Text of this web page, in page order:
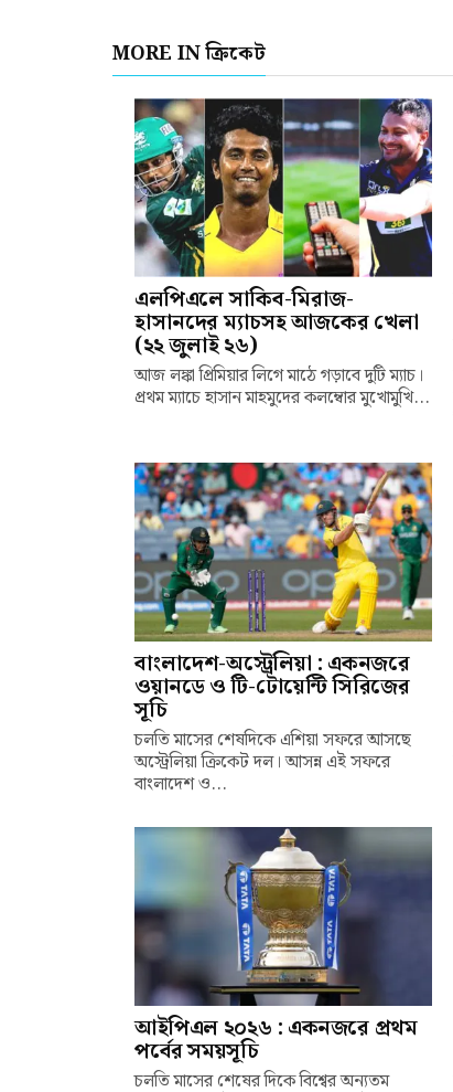
MORE IN ক্রিকেট
এলপিএলে সাকিব-মিরাজ-
হাসানদের ম্যাচসহ আজকের খেলা
(২২ জুলাই ২৬)
আজ লঙ্কা প্রিমিয়ার লিগে মাঠে গড়াবে দুটি ম্যাচ।
প্রথম ম্যাচে হাসান মাহমুদের কলম্বোর মুখোমুখি...
বাংলাদেশ-অস্ট্রেলিয়া : একনজরে
ওয়ানডে ও টি-টোয়েন্টি সিরিজের
সূচি
চলতি মাসের শেষদিকে এশিয়া সফরে আসছে
অস্ট্রেলিয়া ক্রিকেট দল। আসন্ন এই সফরে
বাংলাদেশ ও...
আইপিএল ২০২৬ : একনজরে প্রথম
পর্বের সময়সূচি
চলতি মাসের শেষের দিকে বিশ্বের অন্যতম